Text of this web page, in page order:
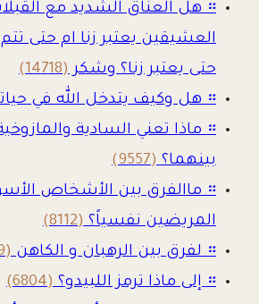
። هل العناق الشديد مع
العشيقين يعتبر زنا ام حتى
حتى يعتبر زنا؟ وشكر(14718)
። هل وكيف يتدخل الله في
። ماذا تعني السادية
بينهما؟(9557)
። ماالفرق بين الأشخاص
المريضين نفسياً؟(8112)
። لفرق بين الرهبان و الكاهن(7439)
። إلى ماذا ترمز اللبيدو؟(6804)